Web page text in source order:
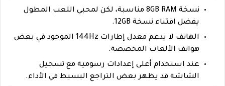
نسخة 8GB RAM مناسبة، لكن لمحبي اللعب المطول
يفضل اقتناء نسخة 12GB.
الهاتف لا يدعم معدل إطارات 144Hz الموجود في بعض
هواتف الألعاب المخصصة.
عند استخدام أعلى إعدادات رسومية مع تسجيل
الشاشة قد يظهر بعض التراجع البسيط في الأداء.